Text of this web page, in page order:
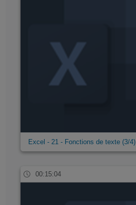
Excel - 21 - Fonctions de texte (3/4)
00:15:04